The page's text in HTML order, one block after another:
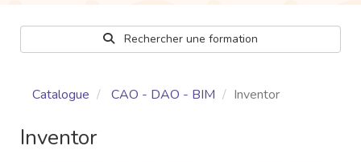
Rechercher une formation
Catalogue CAO - DAO - BIM Inventor
Inventor